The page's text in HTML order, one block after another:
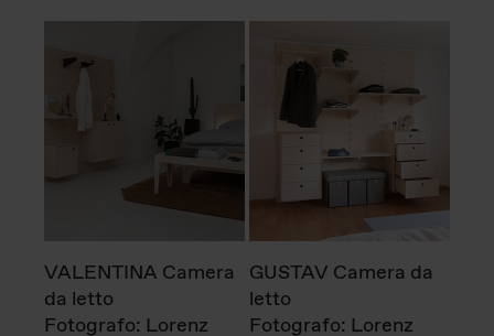
VALENTINA Camera
da letto
Fotografo: Lorenz
GUSTAV Camera da
letto
Fotografo: Lorenz